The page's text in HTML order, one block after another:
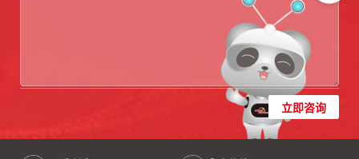
立即咨询